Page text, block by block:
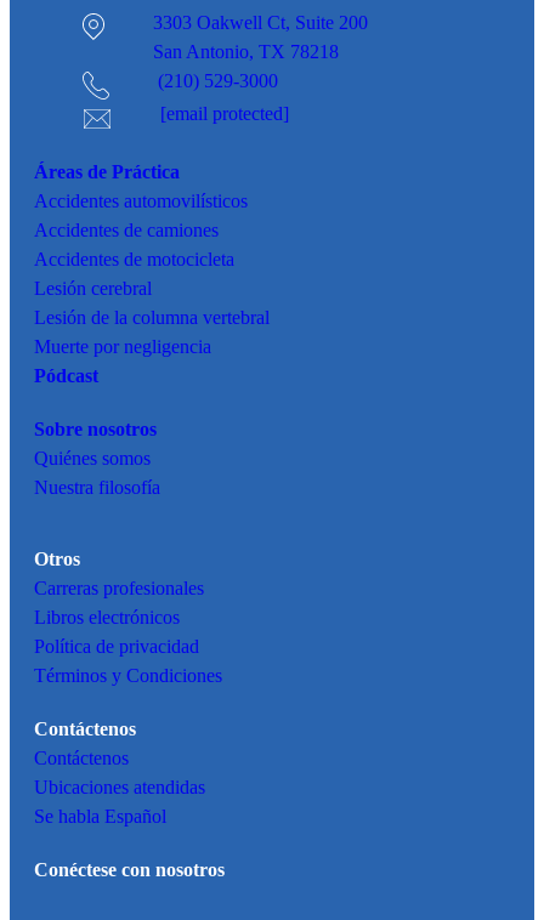
3303 Oakwell Ct, Suite 200
San Antonio, TX 78218
(210) 529-3000
[email protected]
Áreas de Práctica
Accidentes automovilísticos
Accidentes de camiones
Accidentes de motocicleta
Lesión cerebral
Lesión de la columna vertebral
Muerte por negligencia
Pódcast
Sobre nosotros
Quiénes somos
Nuestra filosofía
Otros
Carreras profesionales
Libros electrónicos
Política de privacidad
Términos y Condiciones
Contáctenos
Contáctenos
Ubicaciones atendidas
Se habla Español
Conéctese con nosotros